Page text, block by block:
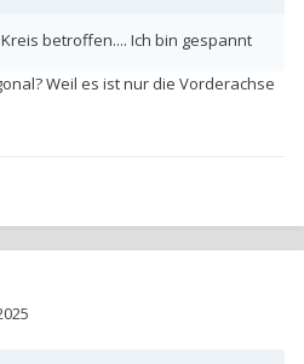
betroffen.... Ich bin gespannt
Weil es ist nur die Vorderachse